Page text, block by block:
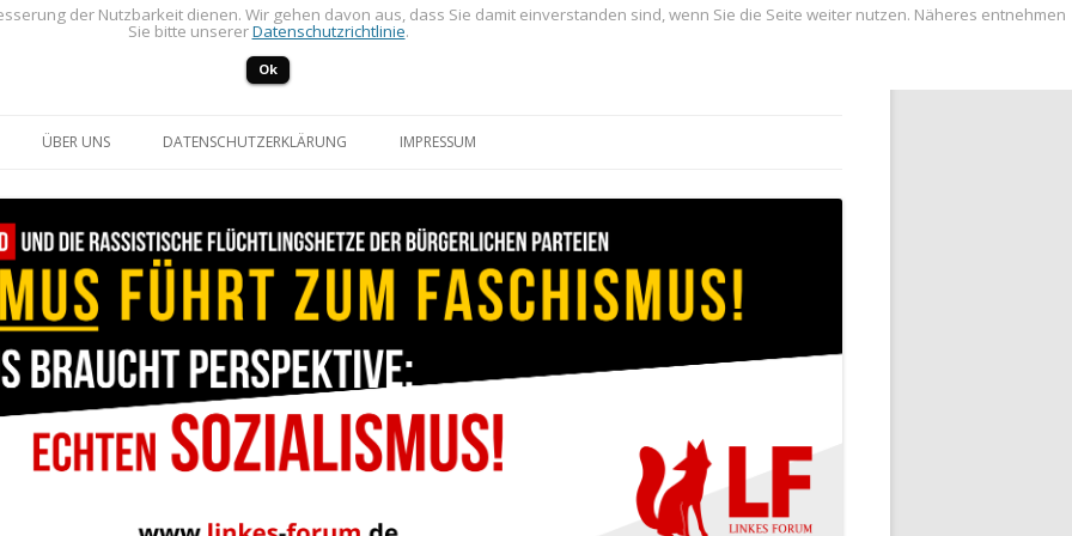
ÜBER UNS DATENSCHUTZERKLÄRUNG IMPRESSUM
der Nutzbarkeit dienen. Wir gehen davon aus, dass Sie damit einverstanden sind, wenn Sie die Seite weiter nutzen. Näheres entnehmen
Sie bitte unsererDatenschutzrichtlinie.
Ok